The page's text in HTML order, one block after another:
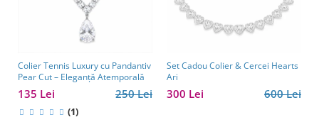
Colier Tennis Luxury cu Pandantiv
Pear Cut – Eleganță Atemporală
250 Lei
135 Lei
(1)
Set Cadou Colier & Cercei Hearts
Ari
600 Lei
300 Lei